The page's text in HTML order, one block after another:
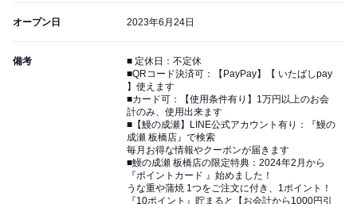
オープン日 2023年6月24日
備考
■ 定休日：不定休
■QRコード決済可：【PayPay】【 いたばしpay
】使えます
■カード可：【使用条件有り】1万円以上のお会
計のみ、使用出来ます
■【鰻の成瀬】LINE公式アカウント有り：『鰻の
成瀬 板橋店』で検索
毎月お得な情報やクーポンが届きます
■鰻の成瀬 板橋店の限定特典：2024年2月から
『ポイントカード 』始めました！
うな重や蒲焼 1つをご注文に付き、1ポイント！
『10ポイント』貯まると【お会計から1000円引